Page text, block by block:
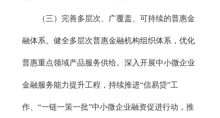
（三）完善多层次、广覆盖、可持续的普惠金
融体系。健全多层次普惠金融机构组织体系，优化
普惠重点领域产品服务供给。深入开展中小微企业
金融服务能力提升工程，持续推进“信易贷”工
作、“一链一策一批”中小微企业融资促进行动，推